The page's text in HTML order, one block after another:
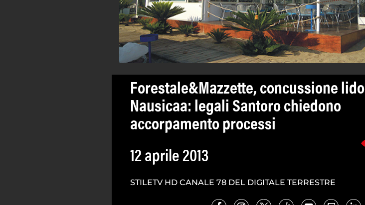
Forestale&Mazzette, concussione lido
Nausicaa: legali Santoro chiedono
accorpamento processi
12 aprile 2013
STILETV HD CANALE 78 DEL DIGITALE TERRESTRE